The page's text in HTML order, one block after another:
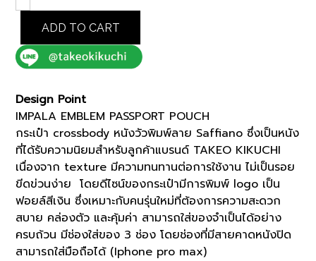
PASSPORT
POUCH
(K8109308)
ADD TO CART
Design Point
IMPALA EMBLEM PASSPORT POUCH
กระเป๋า crossbody หนังวัวพิมพ์ลาย Saffiano ซึ่งเป็นหนัง
ที่ได้รับความนิยมสำหรับลูกค้าแบรนด์ TAKEO KIKUCHI
เนื่องจาก texture มีความทนทานต่อการใช้งาน ไม่เป็นรอย
ขีดข่วนง่าย โดยดีไซน์ของกระเป๋ามีการพิมพ์ logo เป็น
ฟอยล์สีเงิน ซึ่งเหมาะกับคนรุ่นใหม่ที่ต้องการความสะดวก
สบาย คล่องตัว และคุ้มค่า สามารถใส่ของจำเป็นได้อย่าง
ครบถ้วน มีช่องใส่ของ 3 ช่อง โดยช่องที่มีสายคาดหนังปิด
สามารถใส่มือถือได้ (Iphone pro max)